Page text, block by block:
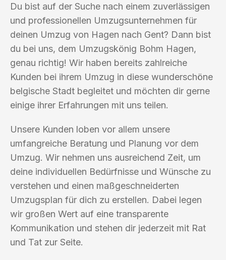
Du bist auf der Suche nach einem zuverlässigen
und professionellen Umzugsunternehmen für
deinen Umzug von Hagen nach Gent? Dann bist
du bei uns, dem Umzugskönig Bohm Hagen,
genau richtig! Wir haben bereits zahlreiche
Kunden bei ihrem Umzug in diese wunderschöne
belgische Stadt begleitet und möchten dir gerne
einige ihrer Erfahrungen mit uns teilen.
Unsere Kunden loben vor allem unsere
umfangreiche Beratung und Planung vor dem
Umzug. Wir nehmen uns ausreichend Zeit, um
deine individuellen Bedürfnisse und Wünsche zu
verstehen und einen maßgeschneiderten
Umzugsplan für dich zu erstellen. Dabei legen
wir großen Wert auf eine transparente
Kommunikation und stehen dir jederzeit mit Rat
und Tat zur Seite.